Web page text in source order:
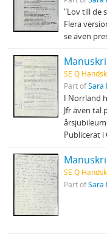
"Lov till de
Flera
se även
SE Q
Part ofSara
I Norrland
Jfr även tal
Publicerat i
SE Q
Part ofSara